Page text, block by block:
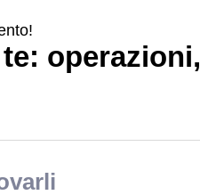
operazioni,